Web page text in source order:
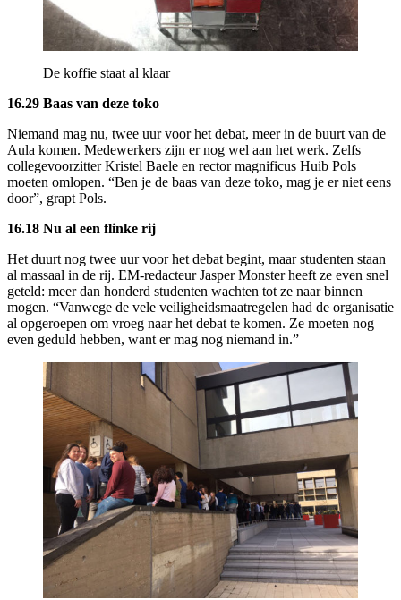
De koffie staat al klaar
16.29 Baas van deze toko
Niemand mag nu, twee uur voor het debat, meer in de buurt van de
Aula komen. Medewerkers zijn er nog wel aan het werk. Zelfs
collegevoorzitter Kristel Baele en rector magnificus Huib Pols
moeten omlopen. “Ben je de baas van deze toko, mag je er niet eens
door”, grapt Pols.
16.18 Nu al een flinke rij
Het duurt nog twee uur voor het debat begint, maar studenten staan
al massaal in de rij. EM-redacteur Jasper Monster heeft ze even snel
geteld: meer dan honderd studenten wachten tot ze naar binnen
mogen. “Vanwege de vele veiligheidsmaatregelen had de organisatie
al opgeroepen om vroeg naar het debat te komen. Ze moeten nog
even geduld hebben, want er mag nog niemand in.”